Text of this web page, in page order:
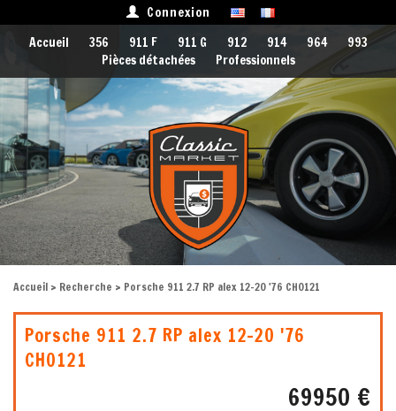
Connexion
Accueil
356 911 F 911 G 912 914 964
993
Pièces détachées
Professionnels
Accueil > Recherche > Porsche 911 2.7 RP alex 12-20 '76 CH0121
Porsche 911 2.7 RP alex 12-20 '76
CH0121
69950 €